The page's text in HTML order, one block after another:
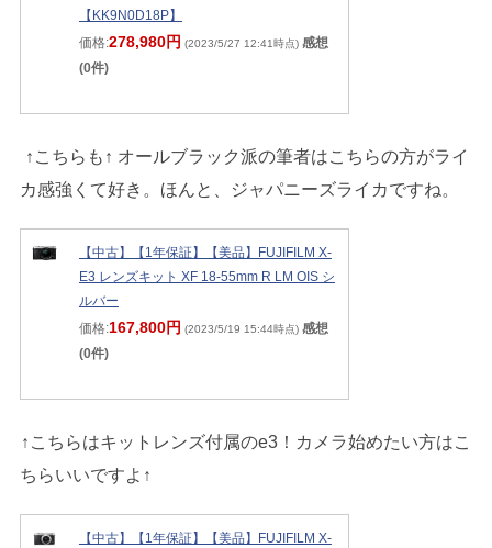
【KK9N0D18P】
価格:278,980円 (2023/5/27 12:41時点) 感想
(0件)
↑こちらも↑ オールブラック派の筆者はこちらの方がライ
カ感強くて好き。ほんと、ジャパニーズライカですね。
【中古】【1年保証】【美品】FUJIFILM X-
E3 レンズキット XF 18-55mm R LM OIS シ
ルバー
価格:167,800円 (2023/5/19 15:44時点) 感想
(0件)
↑こちらはキットレンズ付属のe3！カメラ始めたい方はこ
ちらいいですよ↑
【中古】【1年保証】【美品】FUJIFILM X-